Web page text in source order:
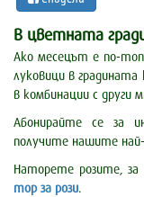
В цветната
Ако месецът е по-
луковици в
в комбинации с други
Абонирайте се за
получите нашите
Наторете розите,
тор за рози.